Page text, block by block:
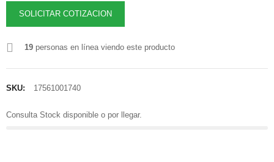
SOLICITAR COTIZACION
19 personas en línea viendo este producto
SKU: 17561001740
Consulta Stock disponible o por llegar.